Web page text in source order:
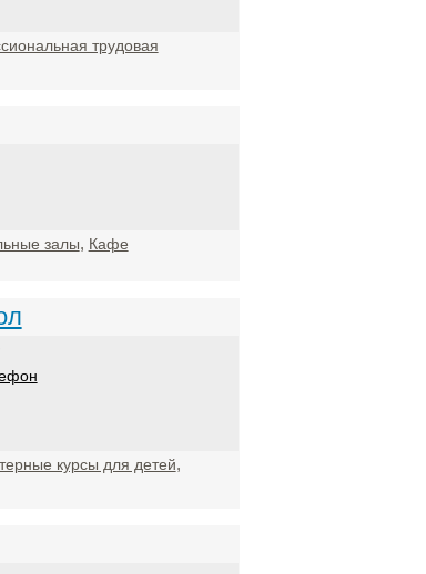
трудовая
залы, Кафе
курсы для детей,